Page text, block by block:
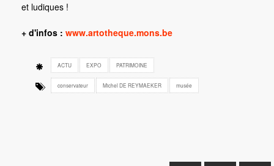
et ludiques !
+ d'infos : www.artotheque.mons.be
ACTU EXPO PATRIMOINE
conservateur Michel DE REYMAEKER musée